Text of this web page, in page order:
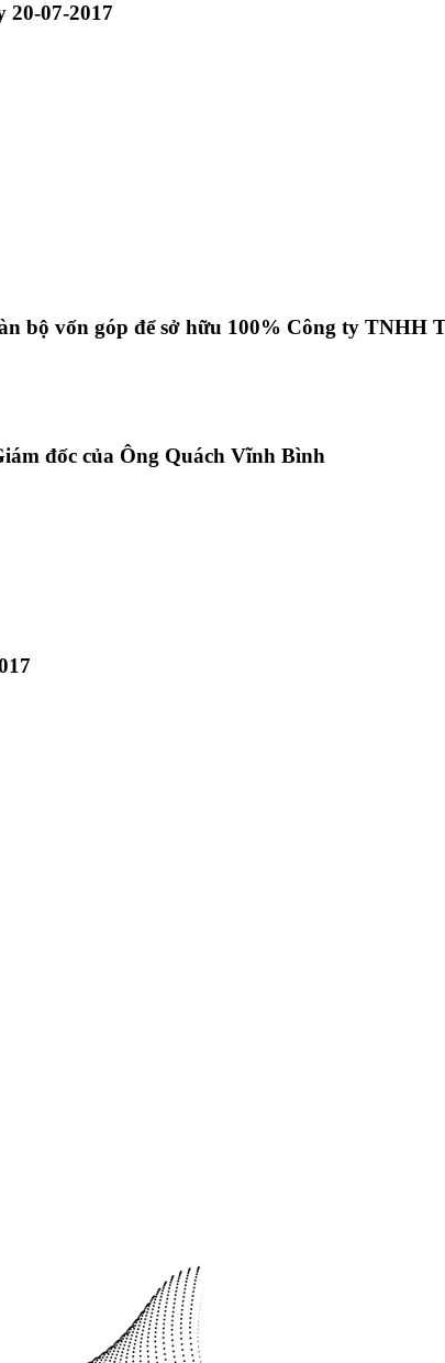
20-07-2017
bộ vốn góp để sở hữu 100% Công ty TNHH
đốc của Ông Quách Vĩnh Bình